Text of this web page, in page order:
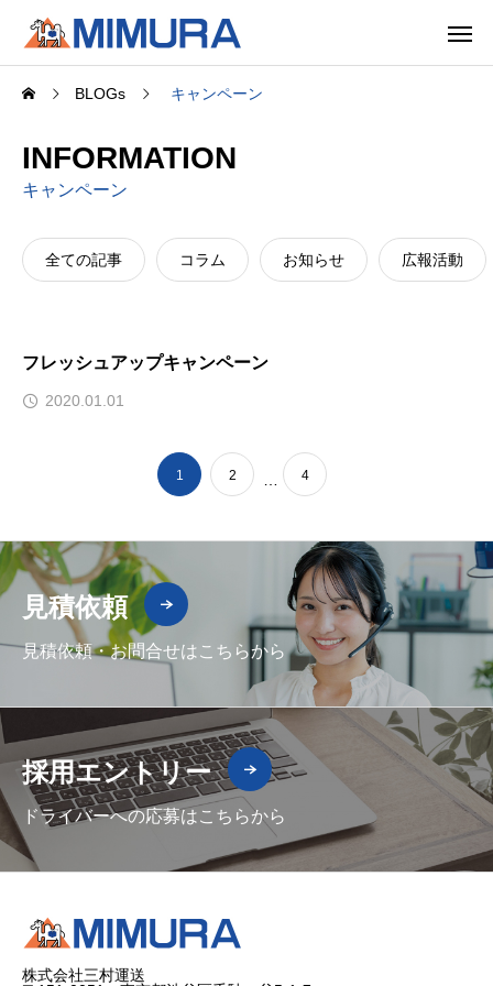
BLOGs キャンペーン
INFORMATION
キャンペーン
全ての記事 コラム お知らせ 広報活動
フレッシュアップキャンペーン
2020.01.01
1 2 4
見積依頼
見積依頼・お問合せはこちらから
採用エントリー
ドライバーへの応募はこちらから
株式会社三村運送